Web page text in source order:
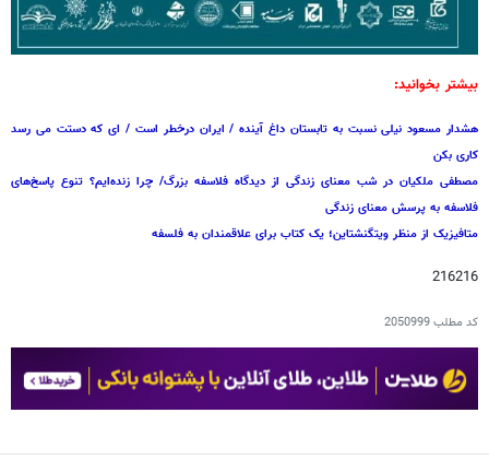
بیشتر بخوانید:
هشدار مسعود نیلی نسبت به تابستان داغ آینده / ایران درخطر است / ای که دستت می رسد
کاری بکن
مصطفی ملکیان در شب معنای زندگی از دیدگاه فلاسفه بزرگ/ چرا زنده‌ایم؟ تنوع پاسخ‌های
فلاسفه به پرسش معنای زندگی
متافیزیک از منظر ویتگنشتاین؛ یک کتاب برای علاقمندان به فلسفه
216216
کد مطلب2050999